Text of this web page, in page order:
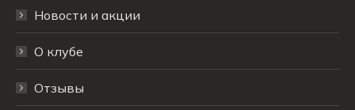
Новости и акции
О клубе
Отзывы